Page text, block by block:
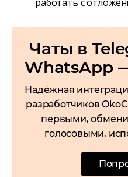
Чаты в
WhatsApp
Надёжная
разработчиков
первыми,
голосовыми,